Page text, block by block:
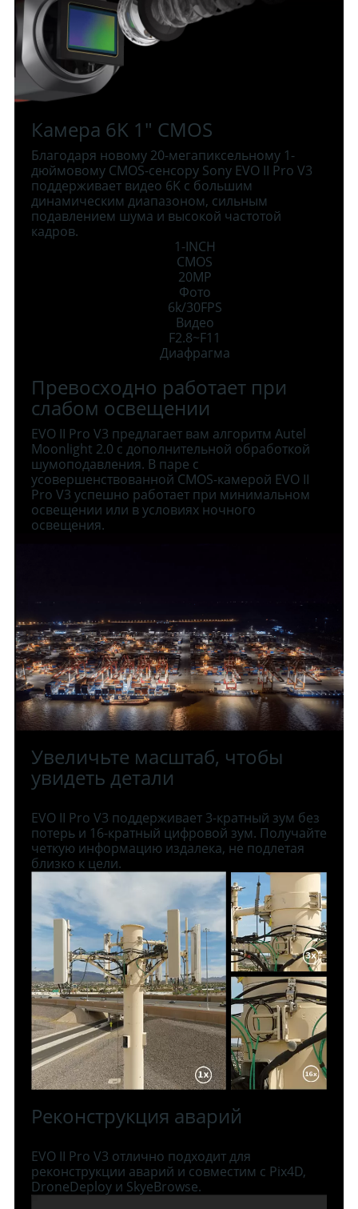
Камера 6K 1" CMOS
Благодаря новому 20-мегапиксельному 1-
дюймовому CMOS-сенсору Sony EVO II Pro V3
поддерживает видео 6K с большим
динамическим диапазоном, сильным
подавлением шума и высокой частотой
кадров.
1-INCH
CMOS
20MP
Фото
6k/30FPS
Видео
F2.8~F11
Диафрагма
Превосходно работает при
слабом освещении
EVO II Pro V3 предлагает вам алгоритм Autel
Moonlight 2.0 с дополнительной обработкой
шумоподавления. В паре с
усовершенствованной CMOS-камерой EVO II
Pro V3 успешно работает при минимальном
освещении или в условиях ночного
освещения.
Увеличьте масштаб, чтобы
увидеть детали
EVO II Pro V3 поддерживает 3-кратный зум без
потерь и 16-кратный цифровой зум. Получайте
четкую информацию издалека, не подлетая
близко к цели.
Реконструкция аварий
EVO II Pro V3 отлично подходит для
реконструкции аварий и совместим с Pix4D,
DroneDeploy и SkyeBrowse.